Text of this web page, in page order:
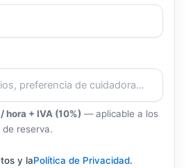
hora + IVA (10%) — aplicable a los
reserva.
y laPolítica de Privacidad.